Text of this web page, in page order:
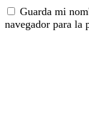
Guarda mi
navegador para la